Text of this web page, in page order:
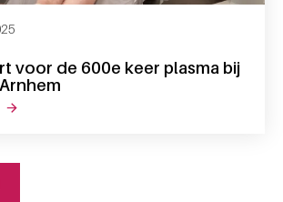
voor de 600e keer plasma bij
over jos doneert voor de 600e keer